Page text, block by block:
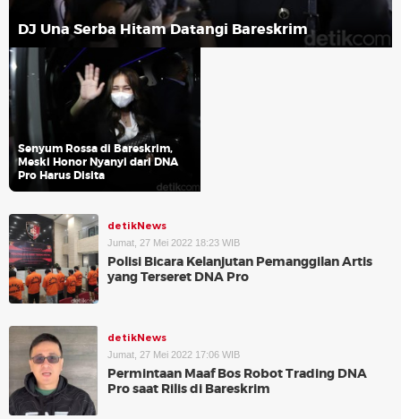
DJ Una Serba Hitam Datangi Bareskrim
Senyum Rossa di Bareskrim,
Meski Honor Nyanyi dari DNA
Pro Harus Disita
detikNews
Jumat, 27 Mei 2022 18:23 WIB
Polisi Bicara Kelanjutan Pemanggilan Artis
yang Terseret DNA Pro
detikNews
Jumat, 27 Mei 2022 17:06 WIB
Permintaan Maaf Bos Robot Trading DNA
Pro saat Rilis di Bareskrim